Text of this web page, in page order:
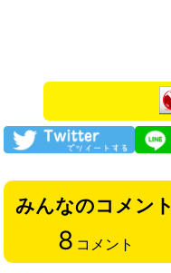
みんなのコメント
8 コメント